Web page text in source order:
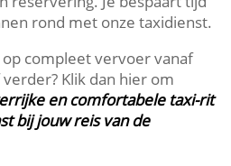
rond met onze taxidienst.​
compleet vervoer vanaf
Klik dan hier om
en comfortabele taxi-rit
bij jouw reis van de